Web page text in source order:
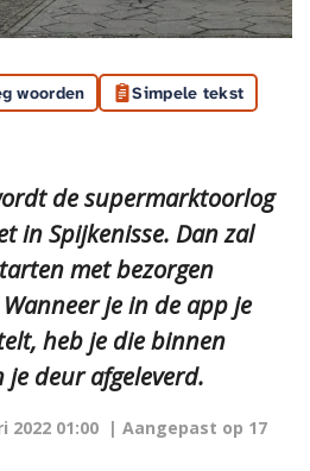
woorden Simpele tekst
de supermarktoorlog
in Spijkenisse. Dan zal
met bezorgen
je in de app je
heb je die binnen
deur afgeleverd.
2022 01:00 | Aangepast op 17